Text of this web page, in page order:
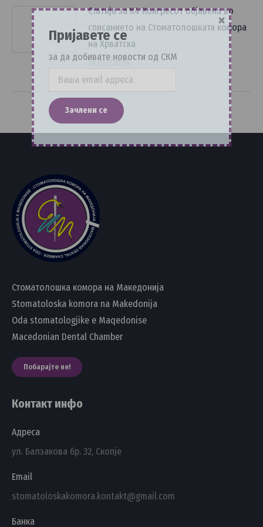
Статија за К4 Конгресот објавена во
списанието на Стоматолошката комора
на Хрватска
14/07/2026
Стоматолошка комора на Македонија
Stomatoloska komora na Makedonija
Oda stomatologjike e Maqedonise
Macedonian Dental Chamber
Побарајте не!
Контакт инфо
Адреса
ул. Балзакова бр. 32, Скопје
Email
stomatoloskakomora.kontakt@gmail.com
Банка
Пријавете се
за да добивате новости од СКМ
×